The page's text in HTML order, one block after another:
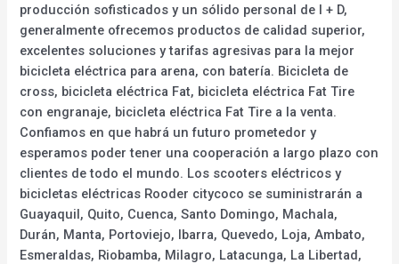
producción sofisticados y un sólido personal de I + D,
generalmente ofrecemos productos de calidad superior,
excelentes soluciones y tarifas agresivas para la mejor
bicicleta eléctrica para arena, con batería. Bicicleta de
cross, bicicleta eléctrica Fat, bicicleta eléctrica Fat Tire
con engranaje, bicicleta eléctrica Fat Tire a la venta.
Confiamos en que habrá un futuro prometedor y
esperamos poder tener una cooperación a largo plazo con
clientes de todo el mundo. Los scooters eléctricos y
bicicletas eléctricas Rooder citycoco se suministrarán a
Guayaquil, Quito, Cuenca, Santo Domingo, Machala,
Durán, Manta, Portoviejo, Ibarra, Quevedo, Loja, Ambato,
Esmeraldas, Riobamba, Milagro, Latacunga, La Libertad,